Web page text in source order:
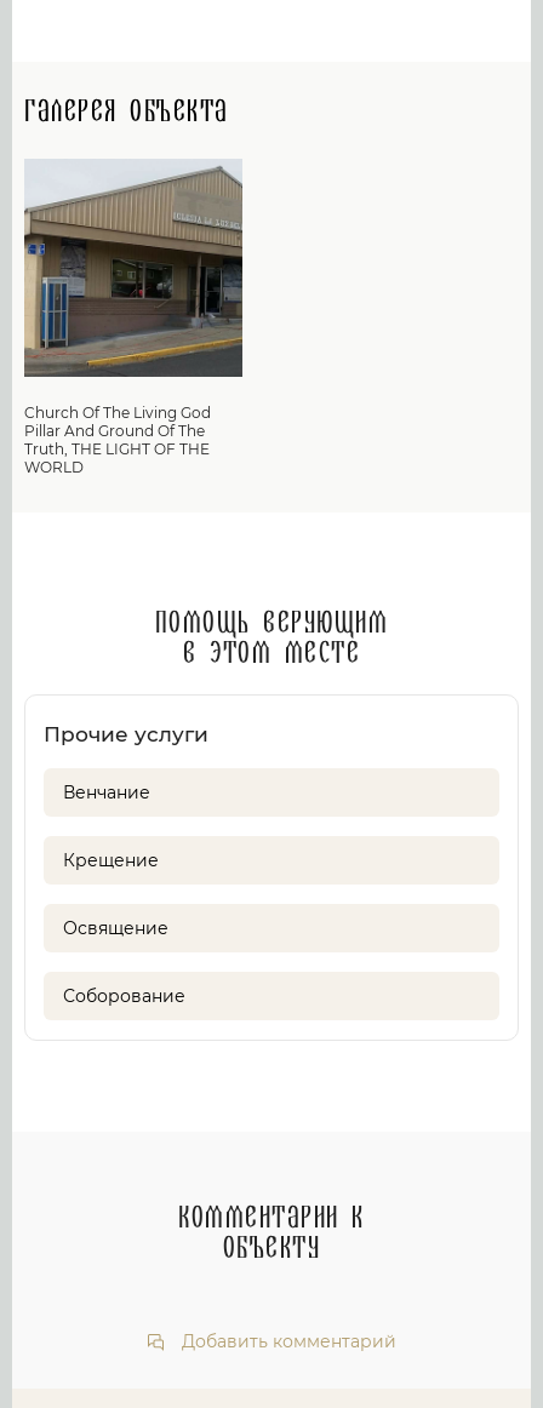
Галерея объекта
Church Of The Living God
Pillar And Ground Of The
Truth, THE LIGHT OF THE
WORLD
Помощь верующим
в этом месте
Прочие услуги
Венчание
Крещение
Освящение
Соборование
Комментарии к
объекту
Добавить комментарий